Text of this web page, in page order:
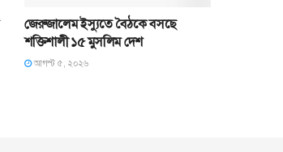
জেরুজালেম ইস্যুতে বৈঠকে বসছে
শক্তিশালী ১৫ মুসলিম দেশ
আগস্ট ৫, ২০২৬